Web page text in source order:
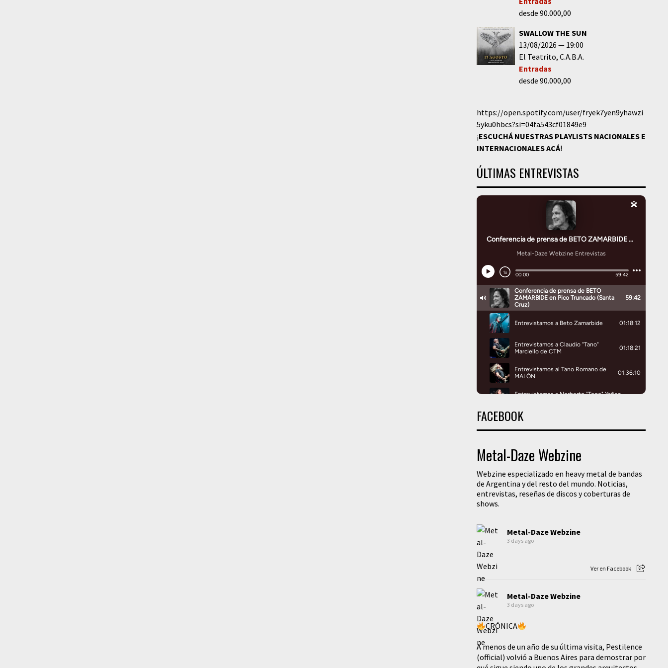
desde 90.000,00
SWALLOW THE SUN
13/08/2026
19:00
El Teatrito C.A.B.A.
Entradas
desde 90.000,00
https://open.spotify.com/user/fryek7yen9yhawzi
5yku0hbcs?si=04fa543cf01849e9
¡ESCUCHÁ NUESTRAS PLAYLISTS NACIONALES E
INTERNACIONALESACÁ!
ÚLTIMAS ENTREVISTAS
FACEBOOK
Metal-Daze Webzine
Webzine especializado en heavy metal de bandas
de Argentina y del resto del mundo. Noticias,
entrevistas, reseñas de discos y coberturas de
shows.
Metal-Daze Webzine
3 days ago
Ver en Facebook
Metal-Daze Webzine
3 days ago
CRÓNICA
A menos de un año de su última visita, Pestilence
(official) volvió a Buenos Aires para demostrar por